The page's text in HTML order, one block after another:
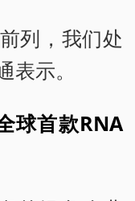
列，我们处
示。
球首款RNA